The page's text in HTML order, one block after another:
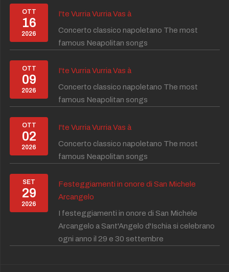
OTT
16
2026
I'te Vurria Vurria Vas à
Concerto classico napoletano The most
famous Neapolitan songs
OTT
09
2026
I'te Vurria Vurria Vas à
Concerto classico napoletano The most
famous Neapolitan songs
OTT
02
2026
I'te Vurria Vurria Vas à
Concerto classico napoletano The most
famous Neapolitan songs
SET
29
2026
Festeggiamenti in onore di San Michele
Arcangelo
I festeggiamenti in onore di San Michele
Arcangelo a Sant'Angelo d'Ischia si celebrano
ogni anno il 29 e 30 settembre